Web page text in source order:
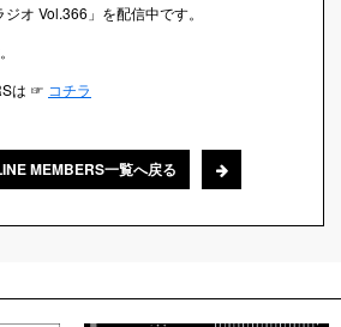
オ Vol.366」を配信中です。
は ☞ コチラ
MEMBERS一覧へ戻る